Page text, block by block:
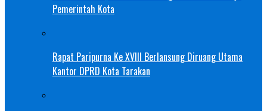
Pemerintah Kota
Rapat Paripurna Ke XVIII Berlansung Diruang Utama
Kantor DPRD Kota Tarakan